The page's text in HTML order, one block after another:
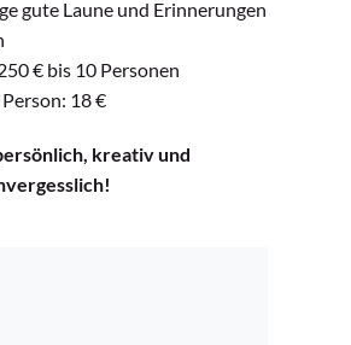
gute Laune und Erinnerungen
€ bis 10 Personen
18 €
kreativ und